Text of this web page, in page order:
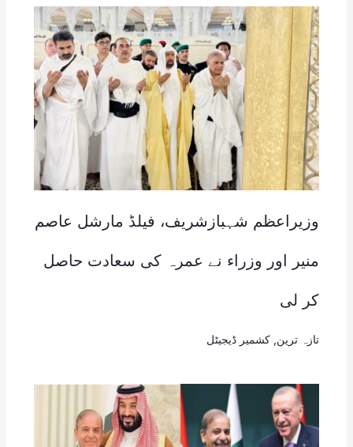
وزیراعظم شہبازشریف، فیلڈ مارشل عاصم
منیر اور وزراء نے عمرہ کی سعادت حاصل
کر لی
تازہ ترین کشمیر ڈیجیٹل